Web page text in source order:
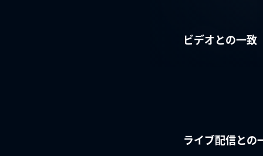
ビデオとの一致
ライブ配信との